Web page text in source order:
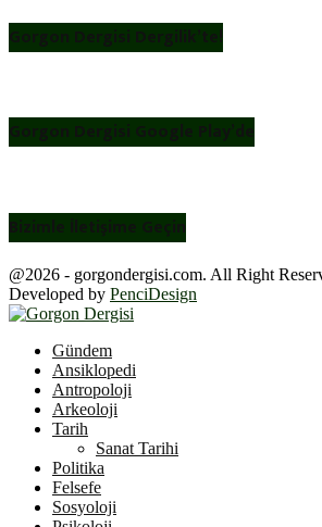
Gorgon Dergisi Dergilik’te!
Gorgon Dergisi Google Play’de
Bizimle İletişime Geçin
@2026 - gorgondergisi.com. All Right
Developed by PenciDesign
Gündem
Ansiklopedi
Antropoloji
Arkeoloji
Tarih
Sanat Tarihi
Politika
Felsefe
Sosyoloji